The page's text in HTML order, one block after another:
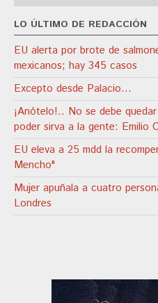
LO ÚLTIMO DE REDACCIÓN
EU alerta por brote de
mexicanos; hay 345 casos
Excepto desde Palacio…
¡Anótelo!.. No se debe
poder sirva a la gente: Emilio
EU eleva a 25 mdd la
Mencho"
Mujer apuñala a cuatro
Londres